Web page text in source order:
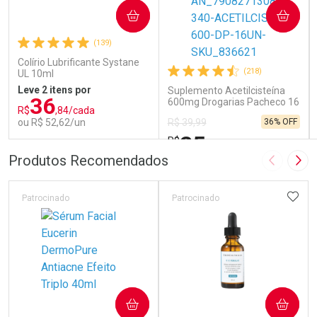
(139)
Colírio Lubrificante Systane
UL 10ml
Leve 2 itens por
R$36,84/cada
ou R$ 52,62/un
COMPRAR
FECHAR
FECHAR
Por Menos
(218)
Suplemento Acetilcisteína
600mg Drogarias Pacheco 16
R$ 39,99
R$25
36% OFF
COMPRAR
Por Menos
Produtos Recomendados Imagem
Patrocinado
COMPRAR
Patrocinado
COMPRAR